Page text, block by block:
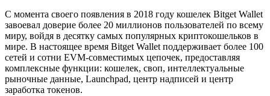
С момента своего появления в 2018 году кошелек Bitget Wallet
завоевал доверие более 20 миллионов пользователей по всему
миру, войдя в десятку самых популярных криптокошельков в
мире. В настоящее время Bitget Wallet поддерживает более 100
сетей и сотни EVM-совместимых цепочек, предоставляя
комплексные функции: кошелек, своп, интеллектуальные
рыночные данные, Launchpad, центр надписей и центр
заработка токенов.